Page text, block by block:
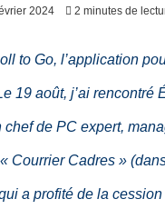
2024 2 minutes de
to Go, l’application
19 août, j’ai rencontré
de PC expert,
Courrier Cadres »
a profité de la